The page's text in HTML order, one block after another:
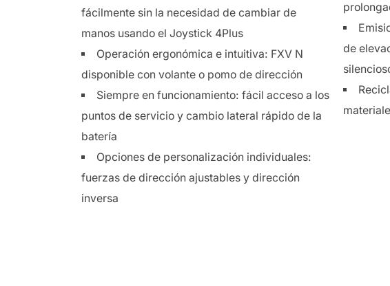
fácilmente sin la necesidad de cambiar de
manos usando el Joystick 4Plus
Operación ergonómica e intuitiva: FXV N
disponible con volante o pomo de dirección
Siempre en funcionamiento: fácil acceso a los
puntos de servicio y cambio lateral rápido de la
batería
Opciones de personalización individuales:
fuerzas de dirección ajustables y dirección
inversa
de